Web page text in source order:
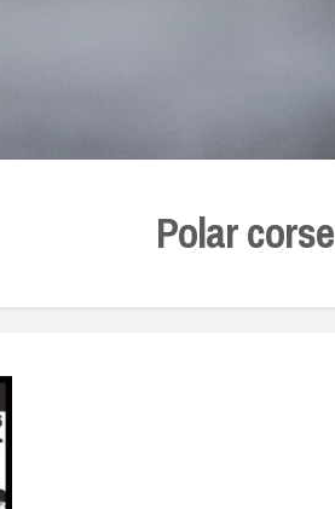
Polar corse